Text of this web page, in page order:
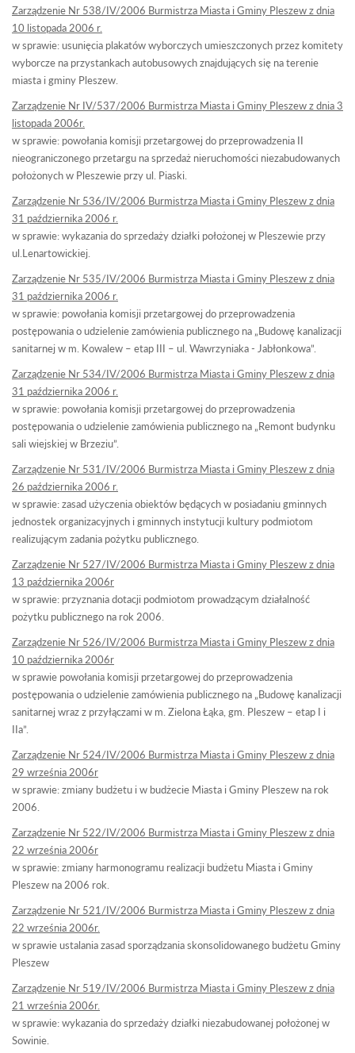
Zarządzenie Nr 538/IV/2006 Burmistrza Miasta i Gminy Pleszew z dnia
10 listopada 2006 r.
w sprawie: usunięcia plakatów wyborczych umieszczonych przez komitety
wyborcze na przystankach autobusowych znajdujących się na terenie
miasta i gminy Pleszew.
Zarządzenie Nr IV/537/2006 Burmistrza Miasta i Gminy Pleszew z dnia 3
listopada 2006r.
w sprawie: powołania komisji przetargowej do przeprowadzenia II
nieograniczonego przetargu na sprzedaż nieruchomości niezabudowanych
położonych w Pleszewie przy ul. Piaski.
Zarządzenie Nr 536/IV/2006 Burmistrza Miasta i Gminy Pleszew z dnia
31 października 2006 r.
w sprawie: wykazania do sprzedaży działki położonej w Pleszewie przy
ul.Lenartowickiej.
Zarządzenie Nr 535/IV/2006 Burmistrza Miasta i Gminy Pleszew z dnia
31 października 2006 r.
w sprawie: powołania komisji przetargowej do przeprowadzenia
postępowania o udzielenie zamówienia publicznego na „Budowę kanalizacji
sanitarnej w m. Kowalew – etap III – ul. Wawrzyniaka - Jabłonkowa”.
Zarządzenie Nr 534/IV/2006 Burmistrza Miasta i Gminy Pleszew z dnia
31 października 2006 r.
w sprawie: powołania komisji przetargowej do przeprowadzenia
postępowania o udzielenie zamówienia publicznego na „Remont budynku
sali wiejskiej w Brzeziu”.
Zarządzenie Nr 531/IV/2006 Burmistrza Miasta i Gminy Pleszew z dnia
26 października 2006 r.
w sprawie: zasad użyczenia obiektów będących w posiadaniu gminnych
jednostek organizacyjnych i gminnych instytucji kultury podmiotom
realizującym zadania pożytku publicznego.
Zarządzenie Nr 527/IV/2006 Burmistrza Miasta i Gminy Pleszew z dnia
13 października 2006r
w sprawie: przyznania dotacji podmiotom prowadzącym działalność
pożytku publicznego na rok 2006.
Zarządzenie Nr 526/IV/2006 Burmistrza Miasta i Gminy Pleszew z dnia
10 października 2006r
w sprawie powołania komisji przetargowej do przeprowadzenia
postępowania o udzielenie zamówienia publicznego na „Budowę kanalizacji
sanitarnej wraz z przyłączami w m. Zielona Łąka, gm. Pleszew – etap I i
IIa”.
Zarządzenie Nr 524/IV/2006 Burmistrza Miasta i Gminy Pleszew z dnia
29 września 2006r
w sprawie: zmiany budżetu i w budżecie Miasta i Gminy Pleszew na rok
2006.
Zarządzenie Nr 522/IV/2006 Burmistrza Miasta i Gminy Pleszew z dnia
22 września 2006r
w sprawie: zmiany harmonogramu realizacji budżetu Miasta i Gminy
Pleszew na 2006 rok.
Zarządzenie Nr 521/IV/2006 Burmistrza Miasta i Gminy Pleszew z dnia
22 września 2006r.
w sprawie ustalania zasad sporządzania skonsolidowanego budżetu Gminy
Pleszew
Zarządzenie Nr 519/IV/2006 Burmistrza Miasta i Gminy Pleszew z dnia
21 września 2006r.
w sprawie: wykazania do sprzedaży działki niezabudowanej położonej w
Sowinie.